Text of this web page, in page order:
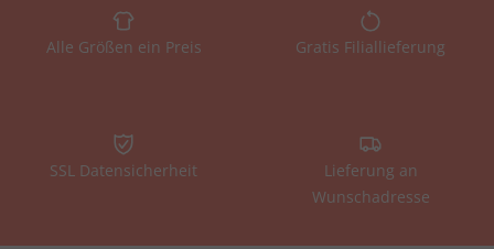
Alle Größen ein Preis Gratis Filiallieferung
SSL Datensicherheit
Lieferung an
Wunschadresse